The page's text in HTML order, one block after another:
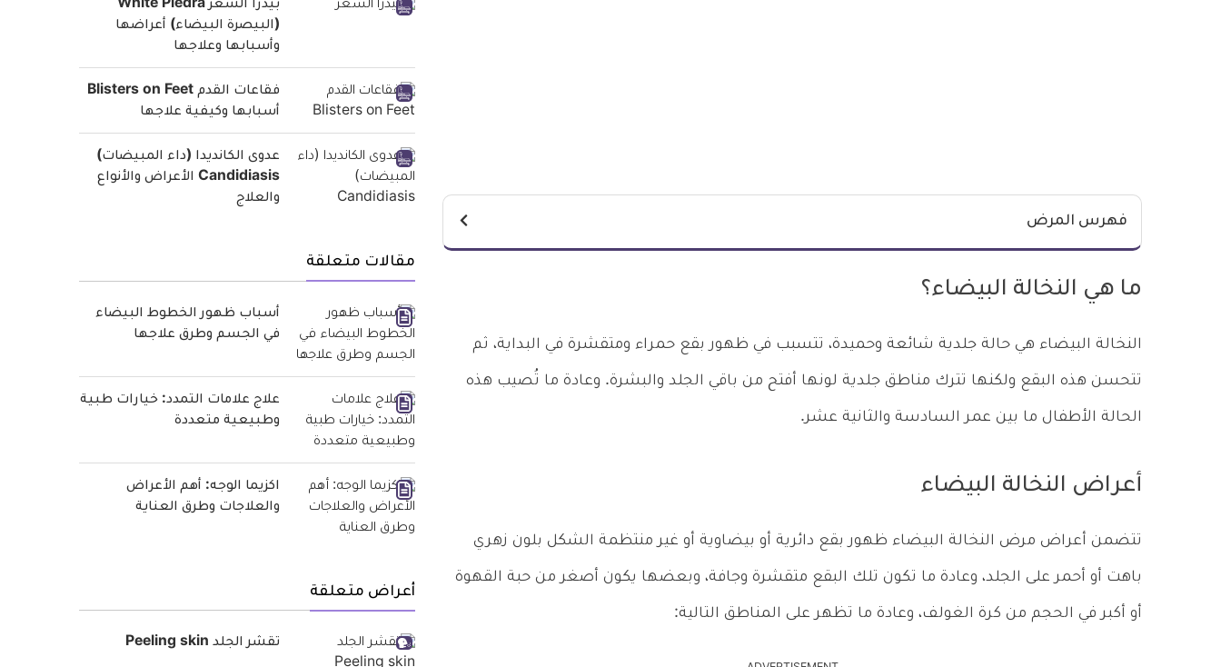
فهرس المرض
ما هي النخالة البيضاء؟
النخالة البيضاء هي حالة جلدية شائعة وحميدة، تتسبب في ظهور بقع حمراء ومتقشرة في البداية، ثم
تتحسن هذه البقع ولكنها تترك مناطق جلدية لونها أفتح من باقي الجلد والبشرة. وعادة ما تُصيب هذه
الحالة الأطفال ما بين عمر السادسة والثانية عشر.
أعراض النخالة البيضاء
تتضمن أعراض مرض النخالة البيضاء ظهور بقع دائرية أو بيضاوية أو غير منتظمة الشكل بلون زهري
باهت أو أحمر على الجلد، وعادة ما تكون تلك البقع متقشرة وجافة، وبعضها يكون أصغر من حبة القهوة
أو أكبر في الحجم من كرة الغولف، وعادة ما تظهر على المناطق التالية:
بيدرا الشعر White Piedra
(البيصرة البيضاء) أعراضها
وأسبابها وعلاجها
فقاعات القدم Blisters on Feet
أسبابها وكيفية علاجها
عدوى الكانديدا (داء المبيضات)
Candidiasis الأعراض والأنواع
والعلاج
مقالات متعلقة
أسباب ظهور الخطوط البيضاء
في الجسم وطرق علاجها
علاج علامات التمدد: خيارات طبية
وطبيعية متعددة
اكزيما الوجه: أهم الأعراض
والعلاجات وطرق العناية
أعراض متعلقة
تقشر الجلد Peeling skin